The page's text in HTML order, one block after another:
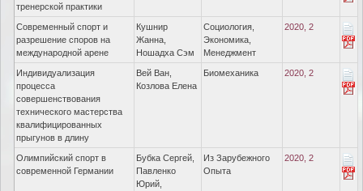
тренерской практики
Современный спорт и
разрешение споров на
международной арене
Кушнир
Жанна,
Ношадха Сэм
Социология,
Экономика,
Менеджмент
2020, 2
Индивидуализация
процесса
совершенствования
технического мастерства
квалифицированных
прыгунов в длину
Вей Ван,
Козлова Елена
Биомеханика 2020, 2
Олимпийский спорт в
современной Германии
Бубка Сергей,
Павленко
Юрий,
Из Зарубежного
Опыта
2020, 2